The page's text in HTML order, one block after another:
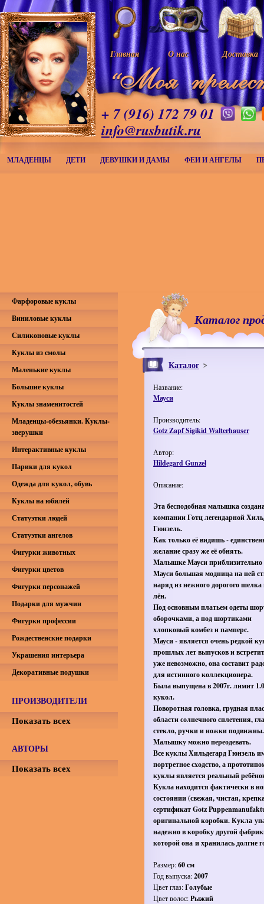
Главная О нас Доставка
+ 7 (916) 172 79 01
info@rusbutik.ru
МЛАДЕНЦЫ ДЕТИ ДЕВУШКИ И ДАМЫ ФЕИ И АНГЕЛЫ
Каталог
Каталог
Название:
Мауси
Производитель:
Gotz Zapf Sigikid Walterhauser
Автор:
Hildegard Gunzel
Описание:
Эта бесподобная малышка
компании Готц легендарной
Гюнзель.
Как только её видишь -
желание сразу же её обнять.
Малышке Мауси приблизительно
Мауси большая модница на ней
наряд из нежного дорогого шелка
лён.
Под основным платьем одеты
оборочками, а под шортиками
хлопковый комбез и памперс.
Мауси - является очень редкой
прошлых лет выпусков и
уже невозможно, она составит
для истинного коллекционера.
Была выпущена в 2007г. лимит
кукол.
Поворотная головка, грудная
области солнечного сплетения,
стекло, ручки и ножки подвижны.
Малышку можно переодевать.
Все куклы Хильдегард Гюнзель
портретное сходство, а
куклы является реальный
Кукла находится фактически в
состоянии (свежая, чистая,
сертификат Gotz
оригинальной коробки. Кукла
надежно в коробку другой
которой она и хранилась долгие
Размер:60 см
Год выпуска:2007
Цвет глаз:Голубые
Цвет волос:Рыжий
Фарфоровые куклы
Виниловые куклы
Силиконовые куклы
Куклы из смолы
Маленькие куклы
Большие куклы
Куклы знаменитостей
Младенцы-обезьянки. Куклы-
зверушки
Интерактивные куклы
Парики для кукол
Одежда для кукол, обувь
Куклы на юбилей
Статуэтки людей
Статуэтки ангелов
Фигурки животных
Фигурки цветов
Фигурки персонажей
Подарки для мужчин
Фигурки профессии
Рождественские подарки
Украшения интерьера
Декоративные подушки
ПРОИЗВОДИТЕЛИ
Показать всех
АВТОРЫ
Показать всех